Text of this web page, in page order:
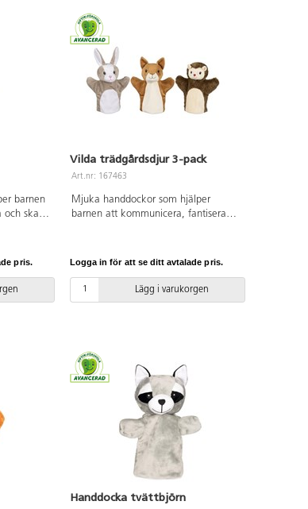
barnen
och skapa
pris.
Vilda trädgårdsdjur 3-pack
Art.nr: 167463
Mjuka handdockor som hjälper
barnen att kommunicera, fantisera
Mått: 24-28 cm. Från 1 år.
Logga in för att se ditt avtalade pris.
Lägg i varukorgen
Handdocka tvättbjörn